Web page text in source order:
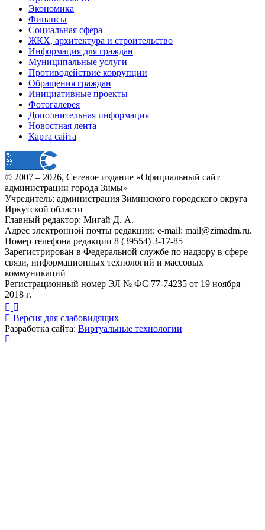
Экономика
Финансы
Социальная сфера
ЖКХ, архитектура и строительство
Информация для граждан
Муниципальные услуги
Противодействие коррупции
Обращения граждан
Инициативные проекты
Фотогалерея
Дополнительная информация
Новостная лента
Карта сайта
© 2007 – 2026, Сетевое издание «Официальный сайт
администрации города Зимы»
Учредитель: администрация Зиминского городского округа
Иркутской области
Главный редактор: Мигай Д. А.
Адрес электронной почты редакции: e-mail: mail@zimadm.ru.
Номер телефона редакции 8 (39554) 3-17-85
Зарегистрирован в Федеральной службе по надзору в сфере
связи, информационных технологий и массовых
коммуникаций
Регистрационный номер ЭЛ № ФС 77-74235 от 19 ноября
2018 г.
Версия для слабовидящих
Разработка сайта: Виртуальные технологии